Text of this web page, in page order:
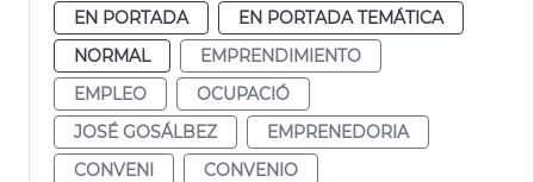
EN PORTADA
EN PORTADA TEMÁTICA
NORMAL
EMPRENDIMIENTO
EMPLEO
OCUPACIÓ
JOSÉ GOSÁLBEZ
EMPRENEDORIA
CONVENI
CONVENIO